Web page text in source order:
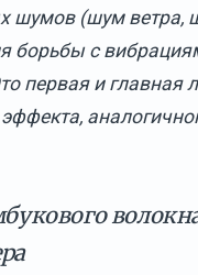
шумов (шум ветра,
борьбы с
первая и главная